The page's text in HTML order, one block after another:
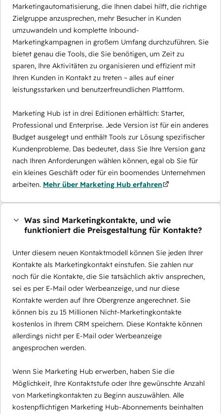
Marketingautomatisierung, die Ihnen dabei hilft, die richtige
Zielgruppe anzusprechen, mehr Besucher in Kunden
umzuwandeln und komplette Inbound-
Marketingkampagnen in großem Umfang durchzuführen. Sie
bietet genau die Tools, die Sie benötigen, um Zeit zu
sparen, Ihre Aktivitäten zu organisieren und effizient mit
Ihren Kunden in Kontakt zu treten – alles auf einer
leistungsstarken und benutzerfreundlichen Plattform.
Marketing Hub ist in drei Editionen erhältlich: Starter,
Professional und Enterprise. Jede Version ist für ein anderes
Budget ausgelegt und enthält Tools zur Lösung spezifischer
Kundenprobleme. Das bedeutet, dass Sie Ihre Version ganz
nach Ihren Anforderungen wählen können, egal ob Sie für
ein kleines Geschäft oder für ein boomendes Unternehmen
arbeiten. Mehr über Marketing Hub erfahren
Was sind Marketingkontakte, und wie
funktioniert die Preisgestaltung für Kontakte?
Unter diesem neuen Kontaktmodell können Sie jeden Ihrer
Kontakte als Marketingkontakt einstufen. Sie zahlen nur
noch für die Kontakte, die Sie tatsächlich aktiv ansprechen,
sei es per E-Mail oder Werbeanzeige, und nur diese
Kontakte werden auf Ihre Obergrenze angerechnet. Sie
können bis zu 15 Millionen Nicht-Marketingkontakte
kostenlos in Ihrem CRM speichern. Diese Kontakte können
allerdings nicht per E-Mail oder Werbeanzeige
angesprochen werden.
Wenn Sie Marketing Hub erwerben, haben Sie die
Möglichkeit, Ihre Kontaktstufe oder Ihre gewünschte Anzahl
von Marketingkontakten zu Beginn auszuwählen. Alle
kostenpflichtigen Marketing Hub-Abonnements beinhalten